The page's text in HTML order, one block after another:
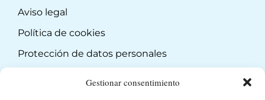
Gestionar consentimiento
Aviso legal
Política de cookies
Protección de datos personales